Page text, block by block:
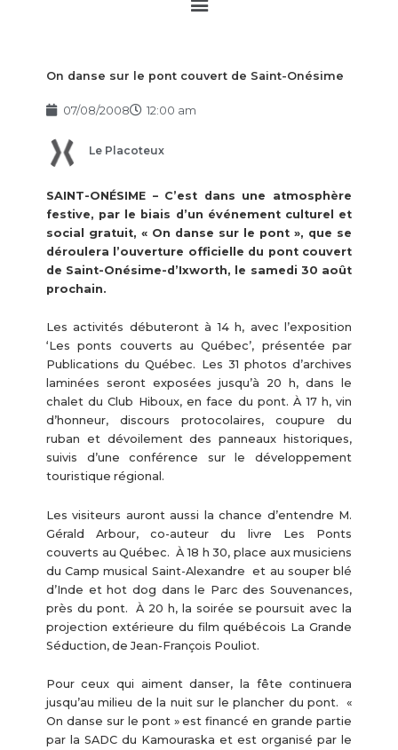
On danse sur le pont couvert de Saint-Onésime
07/08/2008 12:00 am
Le Placoteux
SAINT-ONÉSIME – C’est dans une atmosphère
festive, par le biais d’un événement culturel et
social gratuit, « On danse sur le pont », que se
déroulera l’ouverture officielle du pont couvert
de Saint-Onésime-d’Ixworth, le samedi 30 août
prochain.
Les activités débuteront à 14 h, avec l’exposition
‘Les ponts couverts au Québec’, présentée par
Publications du Québec. Les 31 photos d’archives
laminées seront exposées jusqu’à 20 h, dans le
chalet du Club Hiboux, en face du pont. À 17 h, vin
d’honneur, discours protocolaires, coupure du
ruban et dévoilement des panneaux historiques,
suivis d’une conférence sur le développement
touristique régional.
Les visiteurs auront aussi la chance d’entendre M.
Gérald Arbour, co-auteur du livre Les Ponts
couverts au Québec. À 18 h 30, place aux musiciens
du Camp musical Saint-Alexandre et au souper blé
d’Inde et hot dog dans le Parc des Souvenances,
près du pont. À 20 h, la soirée se poursuit avec la
projection extérieure du film québécois La Grande
Séduction, de Jean-François Pouliot.
Pour ceux qui aiment danser, la fête continuera
jusqu’au milieu de la nuit sur le plancher du pont. «
On danse sur le pont » est financé en grande partie
par la SADC du Kamouraska et est organisé par le